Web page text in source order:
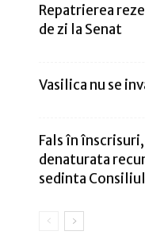
Repatrierea
de zi la Senat
Vasilica nu se
Fals în
denaturata
sedinta